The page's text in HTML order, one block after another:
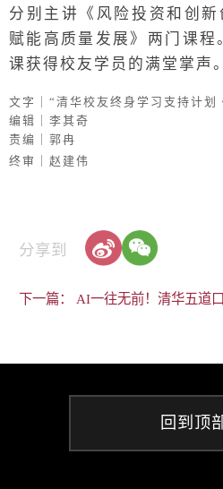
分别主讲《风险投资和创
赋能高质量发展》两门课程
课获得校友学员的满堂掌声。
文字｜“清华校友终身学习支持计划
编辑｜李其奇
责编｜郭冉
终审｜赵建伟
分享到
下一篇： AI一往无前！清华五道
回到顶